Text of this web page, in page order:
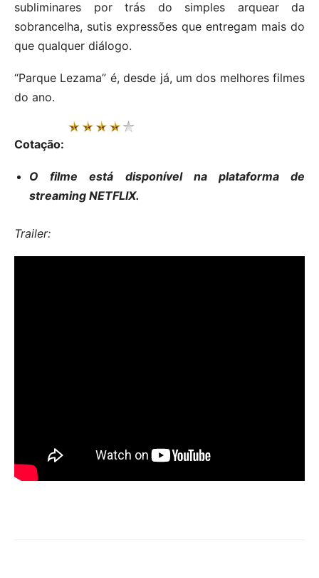
subliminares por trás do simples arquear da
sobrancelha, sutis expressões que entregam mais do
que qualquer diálogo.
“Parque Lezama” é, desde já, um dos melhores filmes
do ano.
Cotação:
O filme está disponível na plataforma de
streaming NETFLIX.
Trailer: